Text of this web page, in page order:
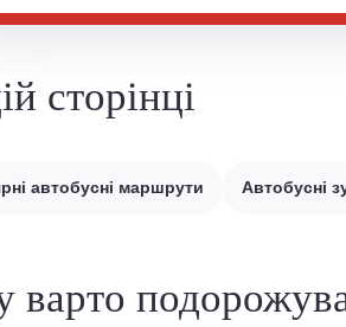
сторінці
автобусні маршрути Автобусні
варто